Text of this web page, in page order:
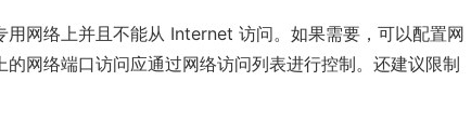
网络上并且不能从 Internet 访问。如果需要，可以配置网
网络端口访问应通过网络访问列表进行控制。还建议限制